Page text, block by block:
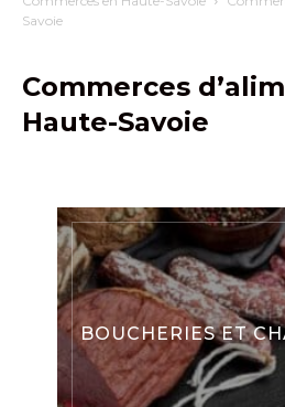
Savoie
Commerces
Haute-Savoie
BOUCHERIES ET